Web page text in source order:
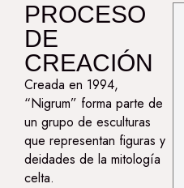
PROCESO
DE
CREACIÓN
Creada en 1994,
“Nigrum” forma parte de
un grupo de esculturas
que representan figuras y
deidades de la mitología
celta.